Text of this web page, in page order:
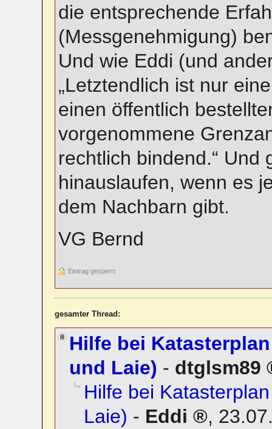
die entsprechende
(Messgenehmigung)
Und wie Eddi (und
„Letztendlich ist nur
einen öffentlich
vorgenommene
rechtlich bindend.“ Und
hinauslaufen, wenn es
dem Nachbarn gibt.
VG Bernd
Eintrag gesperrt
gesamter Thread:
Hilfe bei
und Laie) - dtglsm89
Hilfe bei
Laie) - Eddi ,